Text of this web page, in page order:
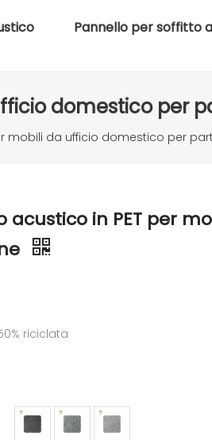
Pannello per soffitto
domestico per
mobili da ufficio domestico per
acustico in PET per
riciclata